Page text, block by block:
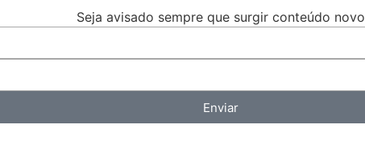
Seja avisado sempre que surgir conteúdo novo
Enviar